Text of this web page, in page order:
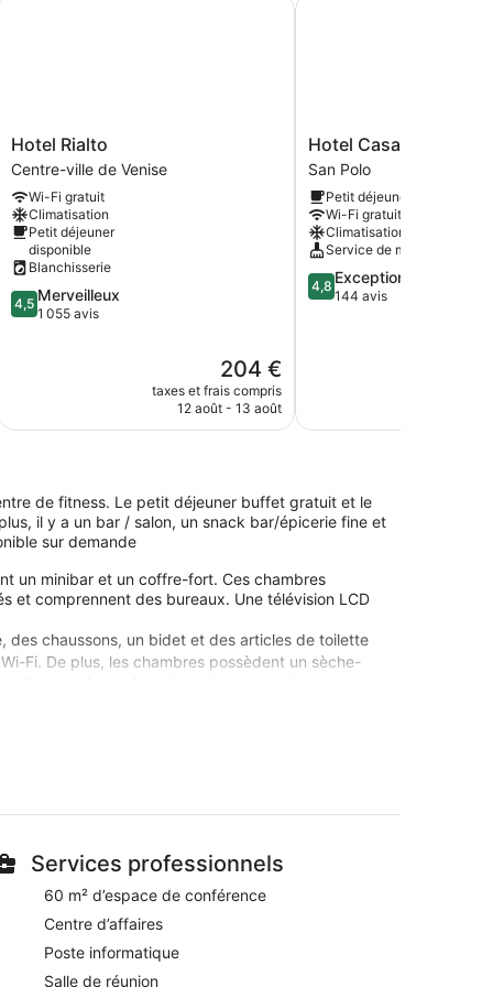
Hotel
Rialto
Centre-
ville
de
Venise
Hotel Rialto
Centre-ville de Venise
Wi-Fi gratuit
Climatisation
Petit déjeuner
disponible
Blanchisserie
4.5
sur
4,5 Merveilleux
1 055 avis
Le
nouveau
prix
204 €
taxes et frais compris
12 août - 13 août
Hotel
Casa
W
San
Polo
Hotel Casa W
San Polo
Petit déjeuner inclus
Wi-Fi gratuit
Climatisation
Service de ménage
4.8
sur
4,8 Exceptionnel
144 avis
de fitness. Le petit déjeuner buffet gratuit et le
il y a un bar / salon, un snack bar/épicerie fine et
sur demande
un minibar et un coffre-fort. Ces chambres
et comprennent des bureaux. Une télévision LCD
des chaussons, un bidet et des articles de toilette
Fi. De plus, les chambres possèdent un sèche-
sur place ou à proximité. Ces activités
déjeuner gratuit de Hotel Saturnia & International.
de Grand Canal. L'accès Wi-Fi à Internet
hébergement propose des services et
Services professionnels
60 m² d’espace de conférence
Centre d’affaires
Poste informatique
Salle de réunion